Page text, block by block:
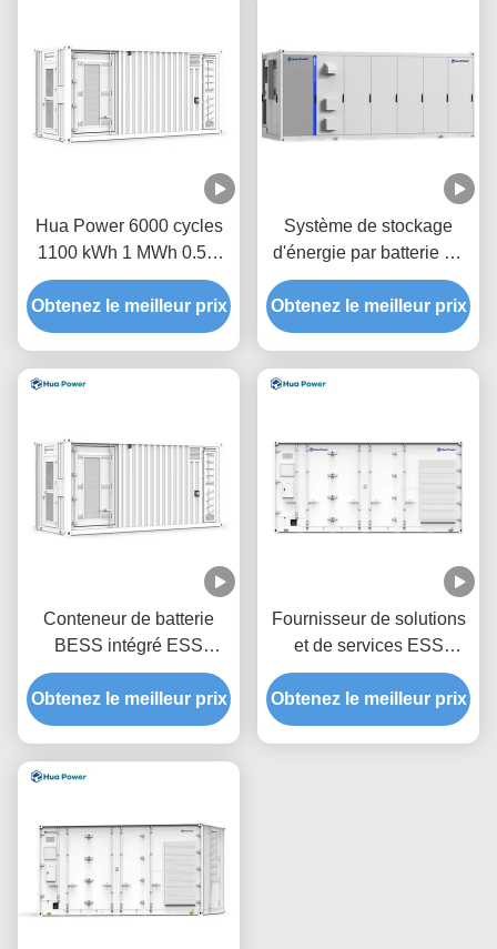
Hua Power 6000 cycles
1100 kWh 1 MWh 0.5C
1C Découvrez une
efficacité énergétique
inégalée avec le système
Obtenez le meilleur prix
Système de stockage
d'énergie par batterie en
conteneur de 5,01 MWh
Refroidissement liquide
pour fabricant de batteries
grande échelle
Obtenez le meilleur prix
Conteneur de batterie
BESS intégré ESS
Solution de stockage
d'énergie solaire Hua
Power 1C 1MW 1,1 MWh
Obtenez le meilleur prix
Fournisseur de solutions
et de services ESS
intégrés Hua Power 1MW
2MWh 2000kWh 0.5C
Conteneur de stockage
Obtenez le meilleur prix